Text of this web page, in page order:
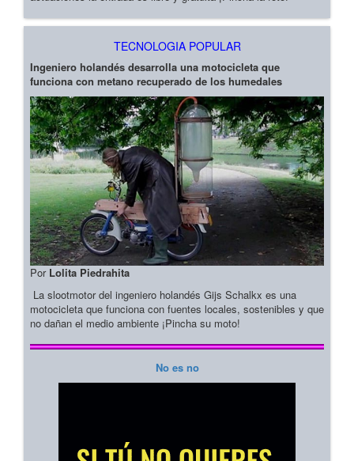
TECNOLOGIA POPULAR
Ingeniero holandés desarrolla una motocicleta que
funciona con metano recuperado de los humedales
Por Lolita Piedrahita
La slootmotor del ingeniero holandés Gijs Schalkx es una
motocicleta que funciona con fuentes locales, sostenibles y que
no dañan el medio ambiente ¡Pincha su moto!
No es no